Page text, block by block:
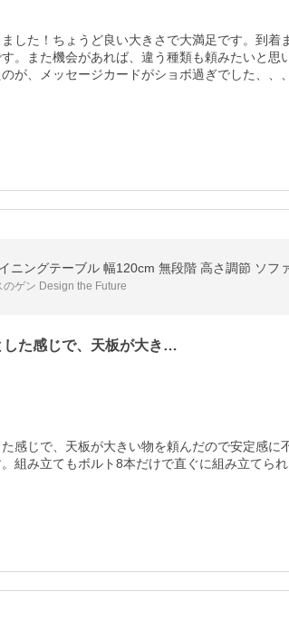
した！ちょうど良い大きさで大満足です。到着
。また機会があれば、違う種類も頼みたいと思
が、メッセージカードがショボ過ぎでした、、、
ニングテーブル 幅120cm 無段階 高さ調節 ソ
のゲン Design the Future
した感じで、天板が大き…
感じで、天板が大きい物を頼んだので安定感に
組み立てもボルト8本だけで直ぐに組み立てら